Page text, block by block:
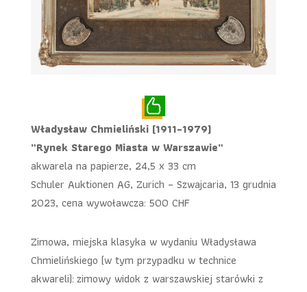
Władysław Chmieliński (1911-1979)
„Rynek Starego Miasta w Warszawie”
akwarela na papierze, 24,5 x 33 cm
Schuler Auktionen AG, Zurich – Szwajcaria, 13 grudnia
2023, cena wywoławcza: 500 CHF
Zimowa, miejska klasyka w wydaniu Władysława
Chmielińskiego (w tym przypadku w technice
akwareli): zimowy widok z warszawskiej starówki z